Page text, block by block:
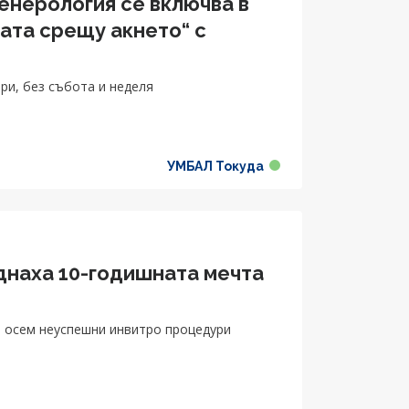
срещу акнето“ с
без събота и неделя
УМБАЛ Токуда
10-годишната мечта
неуспешни инвитро процедури